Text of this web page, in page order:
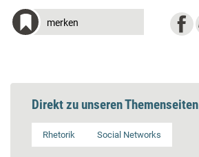
merken
Direkt zu unseren Themenseiten
Rhetorik Social Networks